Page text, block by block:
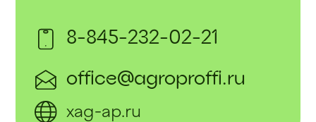
8-845-232-02-21
office@agroproffi.ru
xag-ap.ru